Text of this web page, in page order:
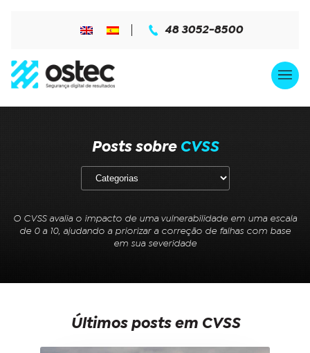
48 3052-8500
Posts sobre CVSS
O CVSS avalia o impacto de uma vulnerabilidade em uma escala
de 0 a 10, ajudando a priorizar a correção de falhas com base
em sua severidade
Últimos posts em CVSS